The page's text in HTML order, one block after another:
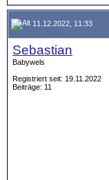
11.12.2022, 11:33
Sebastian
Babywels
Registriert seit: 19.11.2022
Beiträge: 11